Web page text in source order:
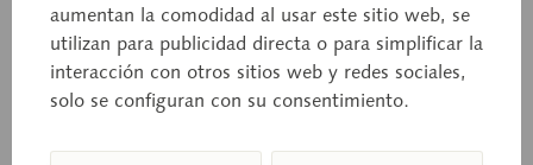
Macaca mulatta, macho, tamaño natural, de
SOMSO-PLAST®. Mandíbula móvil y extraíble.
aumentan la comodidad al usar este sitio web, se
utilizan para publicidad directa o para simplificar la
interacción con otros sitios web y redes sociales,
solo se configuran con su consentimiento.